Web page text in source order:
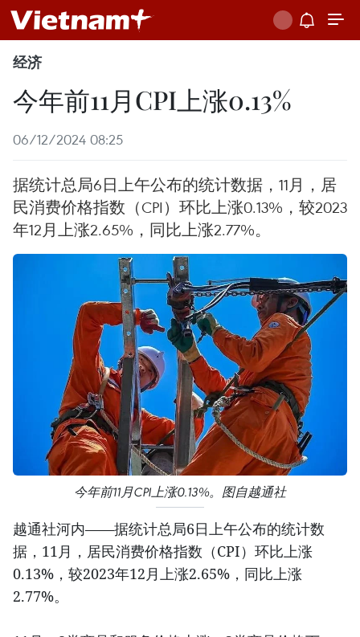
经济
今年前11月CPI上涨0.13%
06/12/2024 08:25
据统计总局6日上午公布的统计数据，11月，居
民消费价格指数（CPI）环比上涨0.13%，较2023
年12月上涨2.65%，同比上涨2.77%。
今年前11月CPI上涨0.13%。图自越通社
越通社河内——据统计总局6日上午公布的统计数
据，11月，居民消费价格指数（CPI）环比上涨
0.13%，较2023年12月上涨2.65%，同比上涨
2.77%。